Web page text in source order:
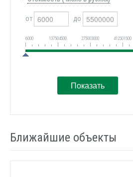
от до
6000 137504500 275003000 412501500
Ближайшие объекты